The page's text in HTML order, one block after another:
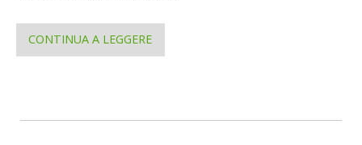
CONTINUA A LEGGERE